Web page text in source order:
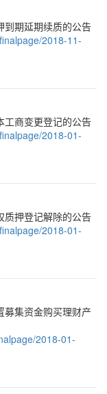
到期延期续质的公告
2018-11-
工商变更登记的公告
2018-01-
质押登记解除的公告
2018-01-
募集资金购买理财产
2018-01-